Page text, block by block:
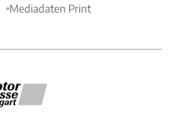
Mediadaten Print